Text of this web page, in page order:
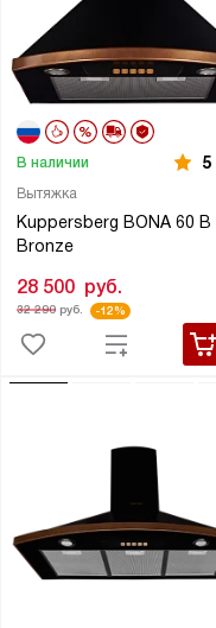
Вытяжка
Kuppersberg BONA 60 B
Bronze
В наличии 5
28 500 руб.
32 290руб. -12%